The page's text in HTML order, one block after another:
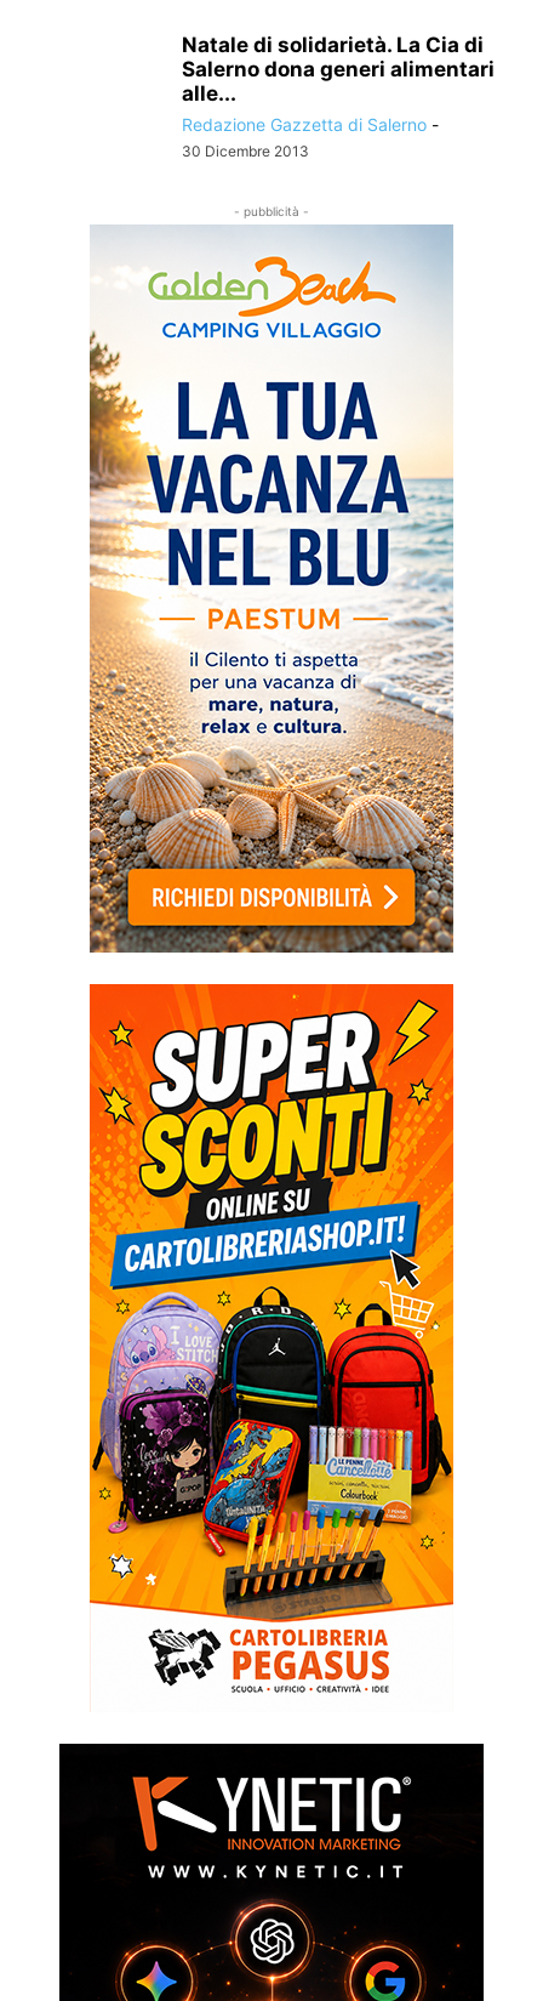
Natale di solidarietà. La Cia di
Salerno dona generi alimentari
alle...
Redazione Gazzetta di Salerno -
30 Dicembre 2013
- pubblicità -